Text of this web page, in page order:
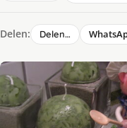
Delen: Delen…